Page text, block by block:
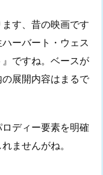
す、昔の映画です
ーバート・ウェス
ですね。ベースが
展開内容はまるで
ディー要素を明確
ませんがね。